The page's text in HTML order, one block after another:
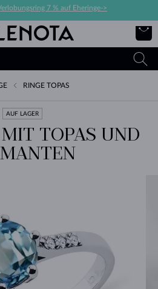
7 % auf Eheringe->
RINGE TOPAS
AUF LAGER
TOPAS UND